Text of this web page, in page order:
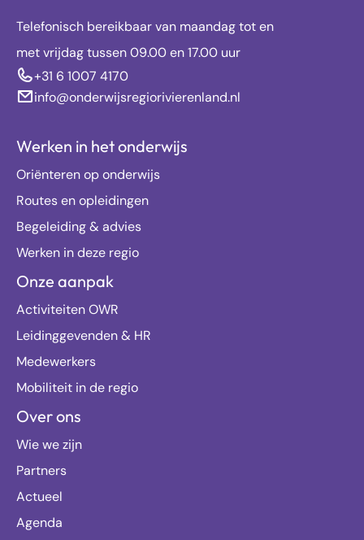
Telefonisch bereikbaar van maandag tot en
met vrijdag tussen 09.00 en 17.00 uur
+31 6 1007 4170
info@onderwijsregiorivierenland.nl
Werken in het onderwijs
Oriënteren op onderwijs
Routes en opleidingen
Begeleiding & advies
Werken in deze regio
Onze aanpak
Activiteiten OWR
Leidinggevenden & HR
Medewerkers
Mobiliteit in de regio
Over ons
Wie we zijn
Partners
Actueel
Agenda